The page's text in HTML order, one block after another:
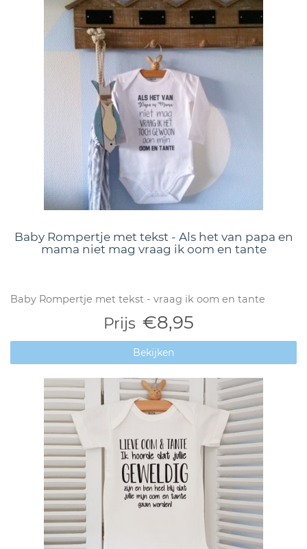
Baby Rompertje met tekst - Als het van papa en
mama niet mag vraag ik oom en tante
Baby Rompertje met tekst - vraag ik oom en tante
Prijs €8,95
Bekijken